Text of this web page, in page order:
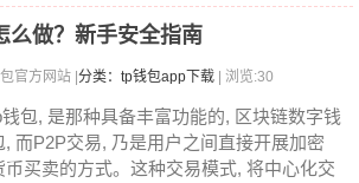
么做？新手安全指南
官方网站 | 分类：tp钱包app下载 | 浏览:30
包, 是那种具备丰富功能的, 区块链数字钱
, 而P2P交易, 乃是用户之间直接开展加密
币买卖的方式。这种交易模式, 将中心化交